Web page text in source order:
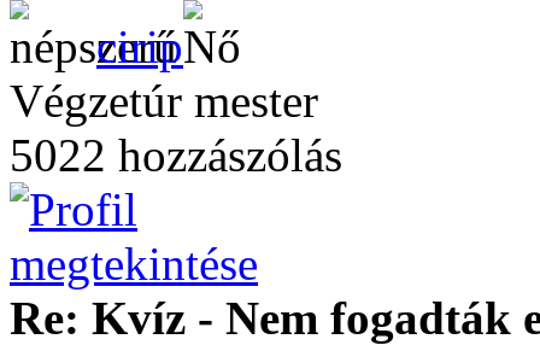
cirip
Végzetúr mester
5022 hozzászólás
Re: Kvíz - Nem fogadták